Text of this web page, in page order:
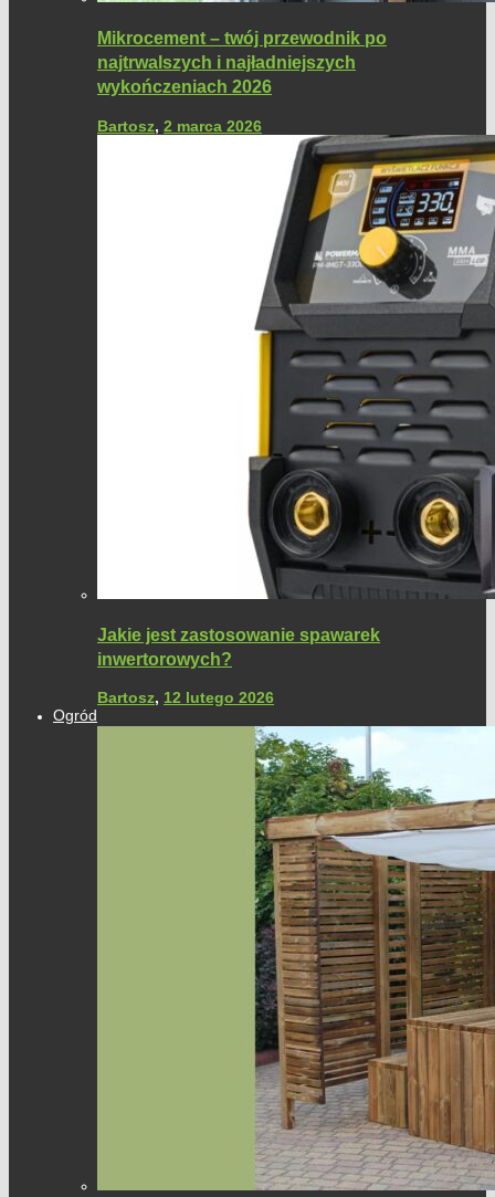
Mikrocement – twój przewodnik po
najtrwalszych i najładniejszych
wykończeniach 2026
Bartosz, 2 marca 2026
Jakie jest zastosowanie spawarek
inwertorowych?
Bartosz, 12 lutego 2026
Ogród